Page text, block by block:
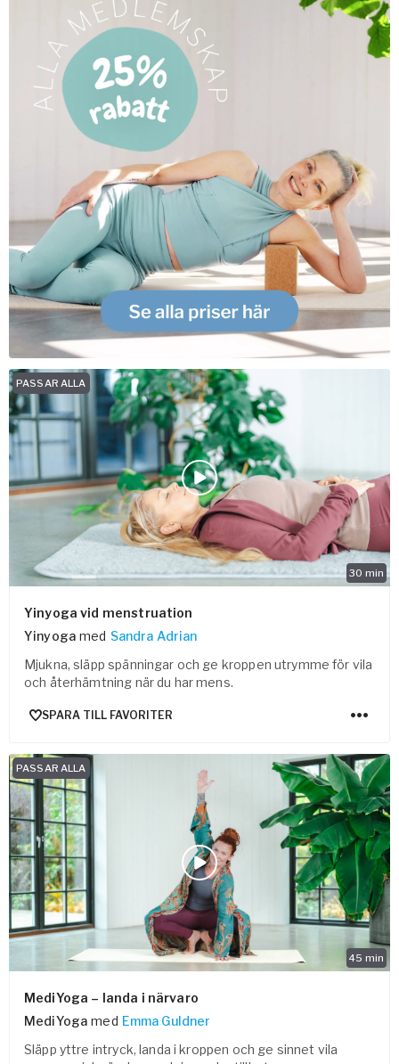
30 min
PASSAR ALLA
Yinyoga vid menstruation
Yinyoga med Sandra Adrian
Mjukna, släpp spänningar och ge kroppen utrymme för vila
och återhämtning när du har mens.
SPARA TILL FAVORITER
45 min
PASSAR ALLA
MediYoga – landa i närvaro
MediYoga med Emma Guldner
Släpp yttre intryck, landa i kroppen och ge sinnet vila